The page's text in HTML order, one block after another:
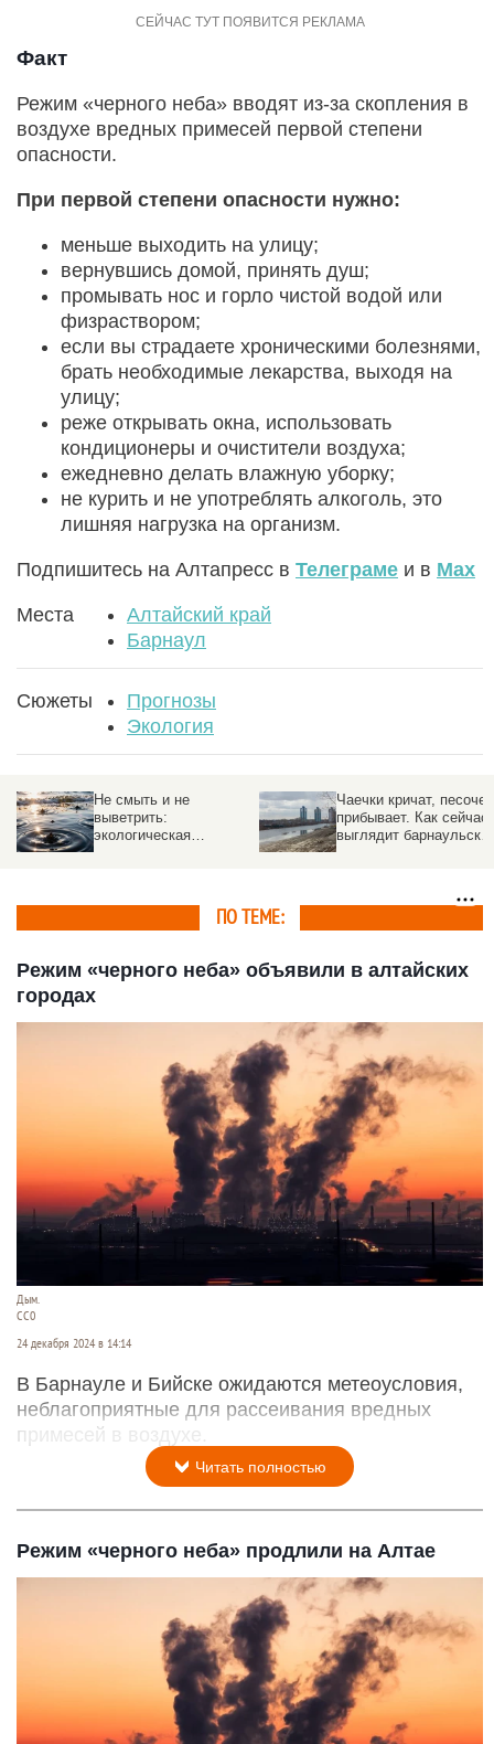
Факт
Режим «черного неба» вводят из-за скопления в
воздухе вредных примесей первой степени
опасности.
При первой степени опасности нужно:
меньше выходить на улицу;
вернувшись домой, принять душ;
промывать нос и горло чистой водой или
физраствором;
если вы страдаете хроническими болезнями,
брать необходимые лекарства, выходя на
улицу;
реже открывать окна, использовать
кондиционеры и очистители воздуха;
ежедневно делать влажную уборку;
не курить и не употреблять алкоголь, это
лишняя нагрузка на организм.
Подпишитесь на Алтапресс в Телеграме и в Max
Места
Алтайский край
Барнаул
Сюжеты
Прогнозы
Экология
Не смыть и не
выветрить:
экологическая
слизью
Чаечки кричат, песочек
прибывает. Как сейчас
выглядит
ПО ТЕМЕ:
Режим «черного неба» объявили в алтайских
городах
Дым.
СС0
24 декабря 2024 в 14:14
В Барнауле и Бийске ожидаются метеоусловия,
неблагоприятные для рассеивания вредных
примесей в воздухе.
Читать полностью
Режим «черного неба» продлили на Алтае